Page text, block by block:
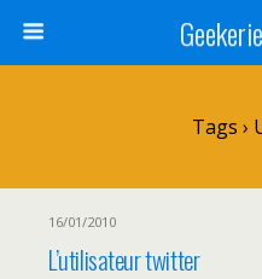
Tags ›
16/01/2010
L’utilisateur twitter